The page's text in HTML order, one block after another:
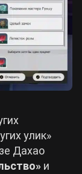
улик»
Дахао
и